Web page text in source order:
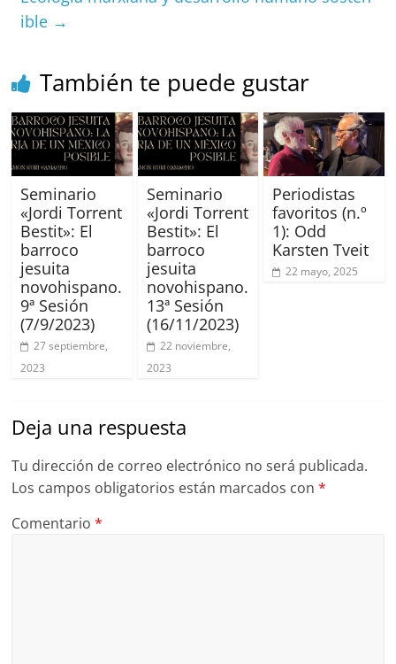
o
ible →
También te puede gustar
Seminario
«Jordi Torrent
Bestit»: El
barroco
jesuita
novohispano.
9ª Sesión
(7/9/2023)
27 septiembre,
2023
Seminario
«Jordi Torrent
Bestit»: El
barroco
jesuita
novohispano.
13ª Sesión
(16/11/2023)
22 noviembre,
2023
Periodistas
favoritos (n.º
1): Odd
Karsten Tveit
22 mayo, 2025
Deja una respuesta
Tu dirección de correo electrónico no será publicada.
Los campos obligatorios están marcados con*
Comentario*